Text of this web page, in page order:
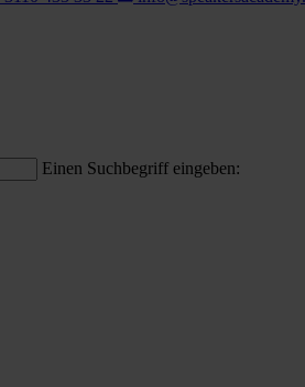
Einen Suchbegriff eingeben: